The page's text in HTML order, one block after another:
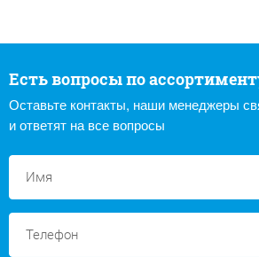
Есть вопросы по
Оставьте контакты, наши менеджеры
и ответят на все вопросы